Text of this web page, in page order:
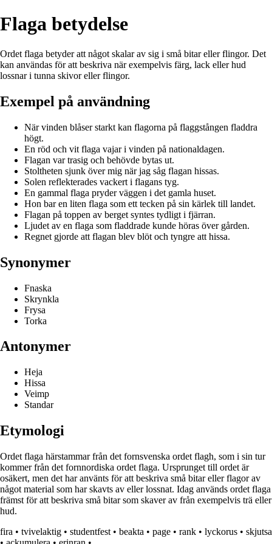
Flaga betydelse
Ordet flaga betyder att något skalar av sig i små bitar eller flingor. Det
kan användas för att beskriva när exempelvis färg, lack eller hud
lossnar i tunna skivor eller flingor.
Exempel på användning
När vinden blåser starkt kan flagorna på flaggstången fladdra
högt.
En röd och vit flaga vajar i vinden på nationaldagen.
Flagan var trasig och behövde bytas ut.
Stoltheten sjunk över mig när jag såg flagan hissas.
Solen reflekterades vackert i flagans tyg.
En gammal flaga pryder väggen i det gamla huset.
Hon bar en liten flaga som ett tecken på sin kärlek till landet.
Flagan på toppen av berget syntes tydligt i fjärran.
Ljudet av en flaga som fladdrade kunde höras över gården.
Regnet gjorde att flagan blev blöt och tyngre att hissa.
Synonymer
Fnaska
Skrynkla
Frysa
Torka
Antonymer
Heja
Hissa
Veimp
Standar
Etymologi
Ordet flaga härstammar från det fornsvenska ordet flagh, som i sin tur
kommer från det fornnordiska ordet flaga. Ursprunget till ordet är
osäkert, men det har använts för att beskriva små bitar eller flagor av
något material som har skavts av eller lossnat. Idag används ordet flaga
främst för att beskriva små bitar som skaver av från exempelvis trä eller
hud.
fira • tvivelaktig • studentfest • beakta • page • rank • lyckorus • skjutsa